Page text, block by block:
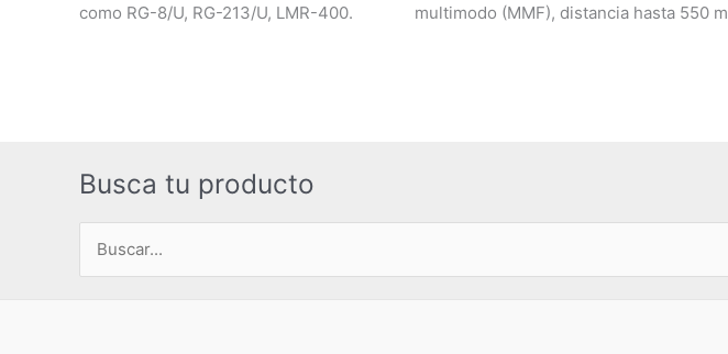
como RG-8/U, RG-213/U, LMR-400.
multimodo (MMF), distancia hasta 550 m
Busca tu producto
Buscar
por: